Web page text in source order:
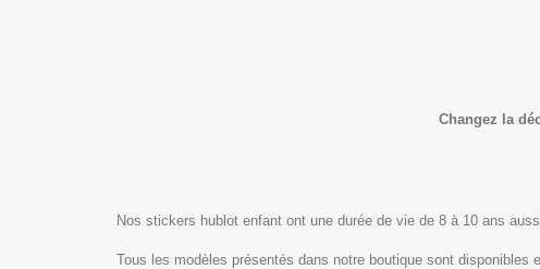
Changez la
Nos stickers hublot enfant ont une durée de vie de 8 à 10 ans
Tous les modèles présentés dans notre boutique sont